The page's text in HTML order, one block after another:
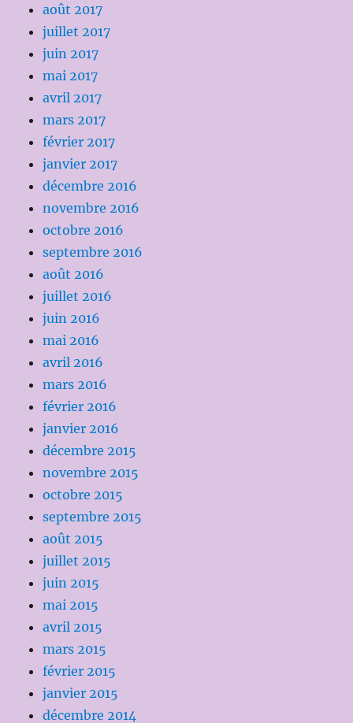
août 2017
juillet 2017
juin 2017
mai 2017
avril 2017
mars 2017
février 2017
janvier 2017
décembre 2016
novembre 2016
octobre 2016
septembre 2016
août 2016
juillet 2016
juin 2016
mai 2016
avril 2016
mars 2016
février 2016
janvier 2016
décembre 2015
novembre 2015
octobre 2015
septembre 2015
août 2015
juillet 2015
juin 2015
mai 2015
avril 2015
mars 2015
février 2015
janvier 2015
décembre 2014